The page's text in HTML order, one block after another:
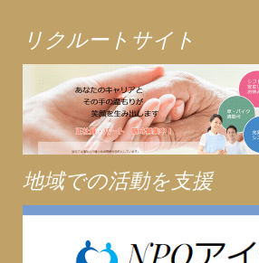
リクルートサイト
地域での活動を支援